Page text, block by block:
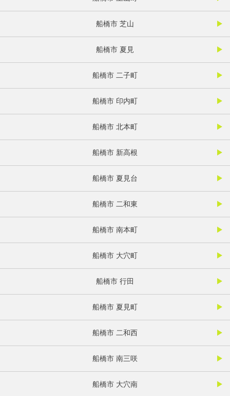
船橋市 芝山
船橋市 夏見
船橋市 二子町
船橋市 印内町
船橋市 北本町
船橋市 新高根
船橋市 夏見台
船橋市 二和東
船橋市 南本町
船橋市 大穴町
船橋市 行田
船橋市 夏見町
船橋市 二和西
船橋市 南三咲
船橋市 大穴南